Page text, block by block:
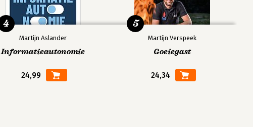
Martijn Aslander
Informatieautonomie
24,99
4
Martijn Verspeek
Goeiegast
24,34
5